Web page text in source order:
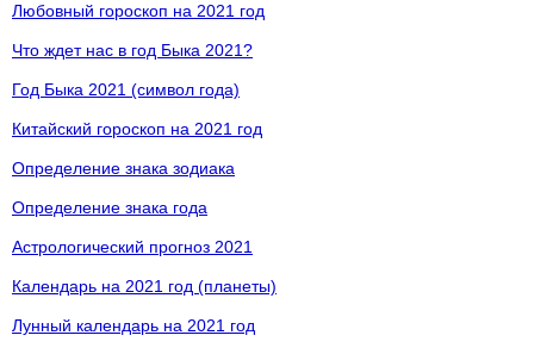
Любовный гороскоп на 2021 год
Что ждет нас в год Быка 2021?
Год Быка 2021 (символ года)
Китайский гороскоп на 2021 год
Определение знака зодиака
Определение знака года
Астрологический прогноз 2021
Календарь на 2021 год (планеты)
Лунный календарь на 2021 год